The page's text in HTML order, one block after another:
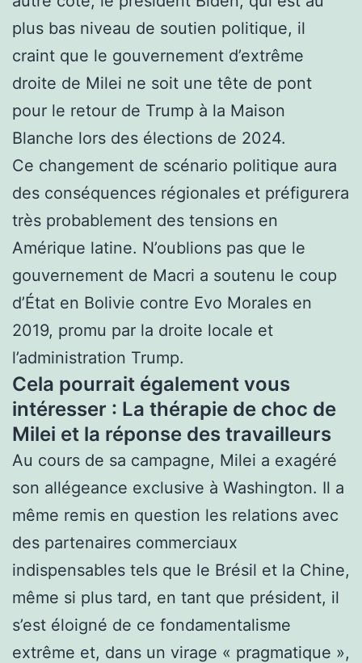
plus bas niveau de soutien politique, il
craint que le gouvernement d’extrême
droite de Milei ne soit une tête de pont
pour le retour de Trump à la Maison
Blanche lors des élections de 2024.
Ce changement de scénario politique aura
des conséquences régionales et préfigurera
très probablement des tensions en
Amérique latine. N’oublions pas que le
gouvernement de Macri a soutenu le coup
d’État en Bolivie contre Evo Morales en
2019, promu par la droite locale et
l’administration Trump.
Cela pourrait également vous
intéresser : La thérapie de choc de
Milei et la réponse des travailleurs
Au cours de sa campagne, Milei a exagéré
son allégeance exclusive à Washington. Il a
même remis en question les relations avec
des partenaires commerciaux
indispensables tels que le Brésil et la Chine,
même si plus tard, en tant que président, il
s’est éloigné de ce fondamentalisme
extrême et, dans un virage « pragmatique »,